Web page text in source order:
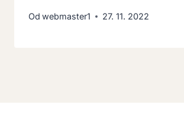
Od webmaster1 27. 11. 2022